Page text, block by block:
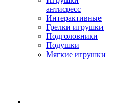
антисресс
Интерактивные
Грелки игрушки
Подголовники
Подушки
Мягкие игрушки